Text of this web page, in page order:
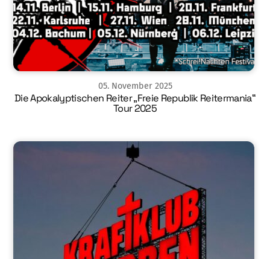
05. November 2025
Die Apokalyptischen Reiter „Freie Republik Reitermania“
Tour 2025